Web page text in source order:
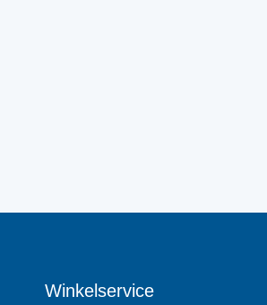
Winkelservice